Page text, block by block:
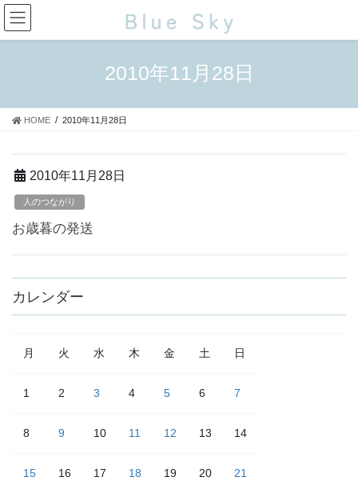
コ
ン
テ
移
ナ
ビ
ゲ
ン
2010年11月28日
HOME 2010年11月28日
2010年11月28日
人のつながり
お歳暮の発送
カレンダー
月 火 水 木 金 土 日
1 2 3 4 5 6 7
8 9 10 11 12 13 14
15 16 17 18 19 20 21